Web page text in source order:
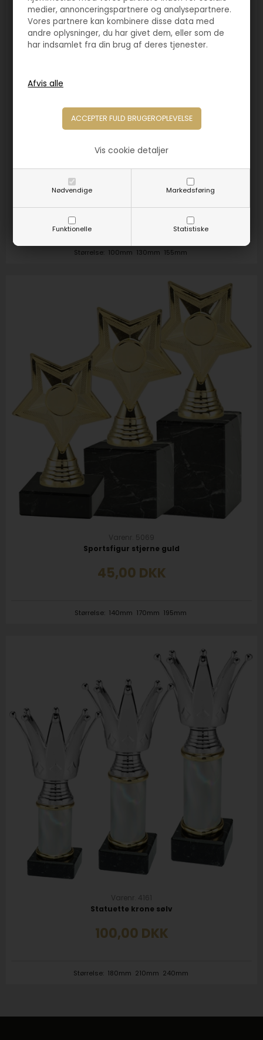
medier, annonceringspartnere og analysepartnere.
Vores partnere kan kombinere disse data med
andre oplysninger, du har givet dem, eller som de
har indsamlet fra din brug af deres tjenester.
Nødvendige Markedsføring
Funktionelle Statistiske
Vis cookie detaljer
Sportsfigur skjold guld
45,00DKK
Størrelse: 100mm 130mm 155mm
Varenr. 5069
Sportsfigur stjerne guld
45,00 DKK
Størrelse: 140mm 170mm 195mm
Varenr. 4161
Statuette krone sølv
100,00 DKK
Størrelse: 180mm 210mm 240mm